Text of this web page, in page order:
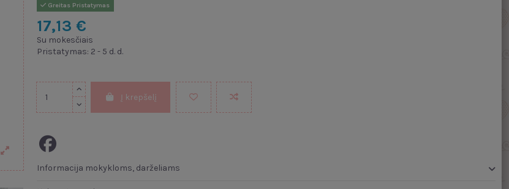
Greitas Pristatymas
17,13 €
Su mokesčiais
Pristatymas: 2 - 5 d. d.
Į krepšelį
Informacija mokykloms, darželiams